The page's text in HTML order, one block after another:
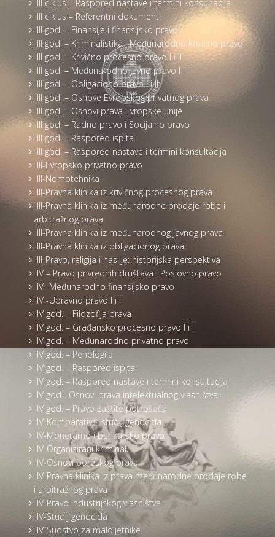
III ciklus – Raspored nastave i termini konsultacija
III ciklus – Referentni dokumenti
III god. – Finansije i finansijsko pravo
III god. – Kriminalistika i Međunarodno krivično pravo
III god. – Krivično procesno pravo I i II
III god. – Međunarodno javno pravo I i II
III god. – Obligaciono pravo I i II
III god. – Osnove Evropskog privatnog prava
III god. – Osnovi prava Evropske unije
III god. – Radno pravo i Socijalno pravo
III god. – Raspored ispita
III god. – Raspored nastave i termini konsultacija
III-Evropsko privatno pravo
III-Nomotehnika
III-Pravna klinika iz krivičnog procesnog prava
III-Pravna klinika iz međunarodne prodaje robe i
arbitražnog prava
III-Pravna klinika iz međunarodnog javnog prava
III-Pravna klinika iz obligacionog prava
III-Pravo, religija i nasilje: historijska perspektiva
IV – Pravo privrednih društava i Poslovno pravo
IV -Međunarodno finansijsko pravo
IV -Upravno pravo I i II
IV god. – Filozofija prava
IV god. – Građansko procesno pravo I i II
IV god. – Međunarodno privatno pravo
IV god. – Penologija
IV god. – Raspored ispita
IV god. – Raspored nastave i termini konsultacija
IV god. -Osnovi prava intelektualnog vlasništva
IV god. – Pravo zaštite potrošača
IV-Komparativni studij genocida
IV-Monetarno i bankarsko pravo
IV-Organizirani kriminal
IV-Osnovi poreskog prava
IV-Pravna klinika iz prava međunarodne prodaje robe
i arbitražnog prava
IV-Pravo industrijskog vlasništva
IV-Studij genocida
IV-Sudstvo za maloljetnike